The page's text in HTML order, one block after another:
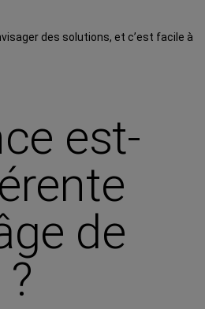
des solutions, et c’est facile à
est-
de